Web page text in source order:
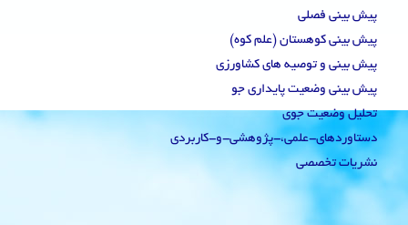
پیش بینی فصلی
پیش بینی کوهستان (علم کوه)
پیش بینی و توصیه های کشاورزی
پیش بینی وضعیت پایداری جو
تحلیل وضعیت جوی
دستاوردهای-علمی،-پژوهشی-و-کاربردی
نشریات تخصصی